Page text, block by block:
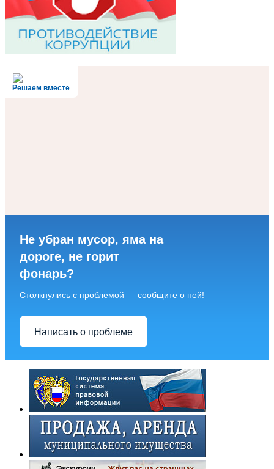
Решаем вместе
Не убран мусор, яма на
дороге, не горит
фонарь?
Столкнулись с проблемой — сообщите о ней!
Написать о проблеме